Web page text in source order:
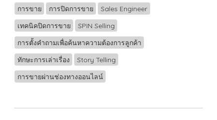
การขาย
การปิดการขาย
Sales Engineer
เทคนิคปิดการขาย
SPIN Selling
การตั้งคำถามเพื่อค้นหาความต้องการลูกค้า
ทักษะการเล่าเรื่อง
Story Telling
การขายผ่านช่องทางออนไลน์